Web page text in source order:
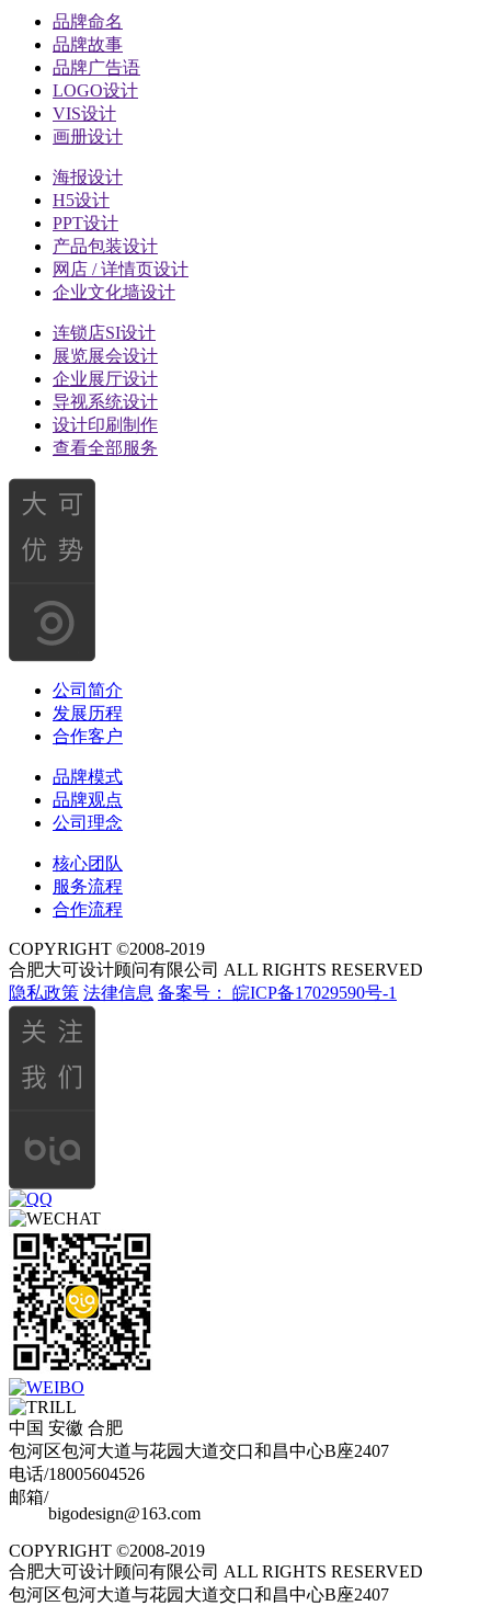
品牌命名
品牌故事
品牌广告语
LOGO设计
VIS设计
画册设计
海报设计
H5设计
PPT设计
产品包装设计
网店 / 详情页设计
企业文化墙设计
连锁店SI设计
展览展会设计
企业展厅设计
导视系统设计
设计印刷制作
查看全部服务
公司简介
发展历程
合作客户
品牌模式
品牌观点
公司理念
核心团队
服务流程
合作流程
COPYRIGHT ©2008-2019
合肥大可设计顾问有限公司 ALL RIGHTS RESERVED
隐私政策 法律信息 备案号： 皖ICP备17029590号-1
中国 安徽 合肥
包河区包河大道与花园大道交口和昌中心B座2407
电话/18005604526
邮箱/
bigodesign@163.com
COPYRIGHT ©2008-2019
合肥大可设计顾问有限公司 ALL RIGHTS RESERVED
包河区包河大道与花园大道交口和昌中心B座2407